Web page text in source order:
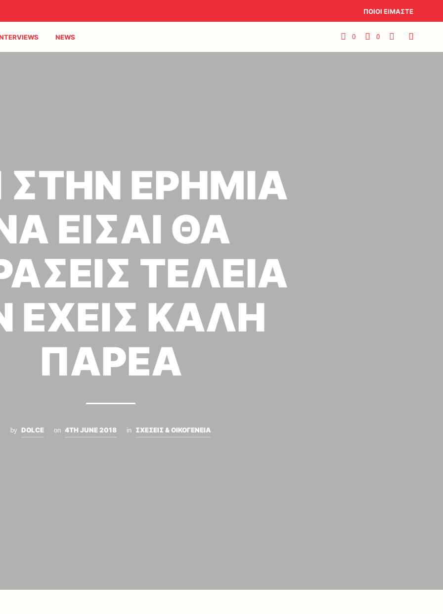
ΠΟΙΟΙ ΕΙΜΑΣΤΕ
NEWS 0 0
ΣΤΗΝ ΕΡΗΜΙΑ
ΕΙΣΑΙ ΘΑ
ΤΕΛΕΙΑ
ΕΧΕΙΣ ΚΑΛΗ
ΠΑΡΕΑ
by DOLCE on 4TH JUNE 2018 in ΣΧΕΣΕΙΣ & ΟΙΚΟΓΕΝΕΙΑ